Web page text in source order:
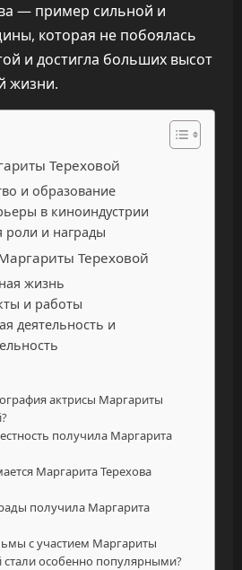
— пример сильной и
которая не побоялась
и достигла больших высот
жизни.
Тереховой
и образование
в киноиндустрии
и награды
Тереховой
жизнь
и работы
деятельность и
актрисы Маргариты
получила Маргарита
Маргарита Терехова
получила Маргарита
с участием Маргариты
стали особенно популярными?